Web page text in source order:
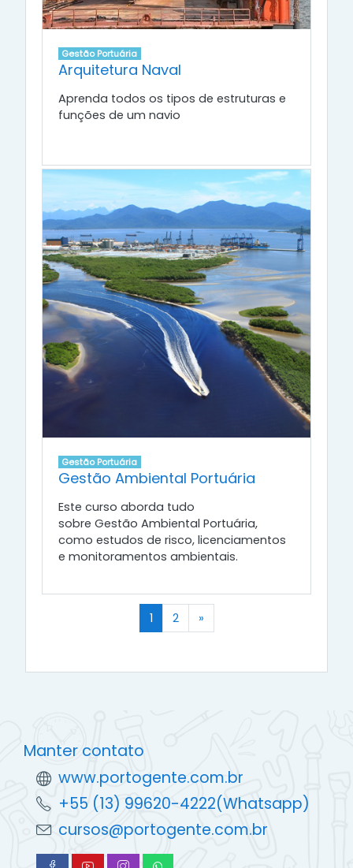
Gestão Portuária
Arquitetura Naval
Aprenda todos os tipos de estruturas e
funções de um navio
Gestão Portuária
Gestão Ambiental Portuária
Este curso aborda tudo
sobre Gestão Ambiental Portuária,
como estudos de risco, licenciamentos
e monitoramentos ambientais.
1(atual)
2 »Próximo
Manter contato
www.portogente.com.br
+55 (13) 99620-4222(Whatsapp)
cursos@portogente.com.br